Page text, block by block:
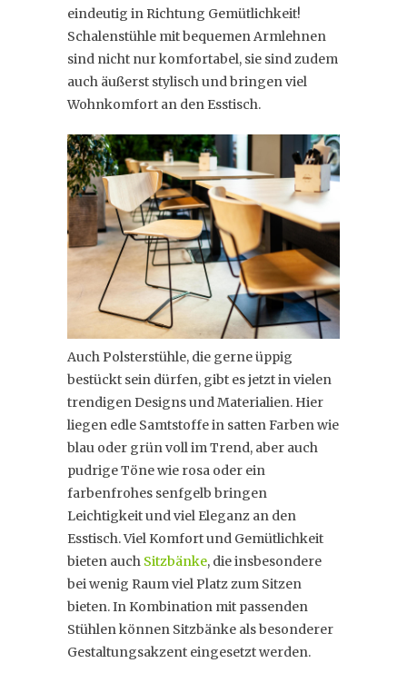
eindeutig in Richtung Gemütlichkeit!
Schalenstühle mit bequemen Armlehnen
sind nicht nur komfortabel, sie sind zudem
auch äußerst stylisch und bringen viel
Wohnkomfort an den Esstisch.
Auch Polsterstühle, die gerne üppig
bestückt sein dürfen, gibt es jetzt in vielen
trendigen Designs und Materialien. Hier
liegen edle Samtstoffe in satten Farben wie
blau oder grün voll im Trend, aber auch
pudrige Töne wie rosa oder ein
farbenfrohes senfgelb bringen
Leichtigkeit und viel Eleganz an den
Esstisch. Viel Komfort und Gemütlichkeit
bieten auch Sitzbänke, die insbesondere
bei wenig Raum viel Platz zum Sitzen
bieten. In Kombination mit passenden
Stühlen können Sitzbänke als besonderer
Gestaltungsakzent eingesetzt werden.